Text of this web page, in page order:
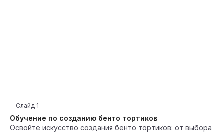
Обучение по созданию бенто тортиков
Слайд 1
Освойте искусство создания бенто тортиков: от выбора